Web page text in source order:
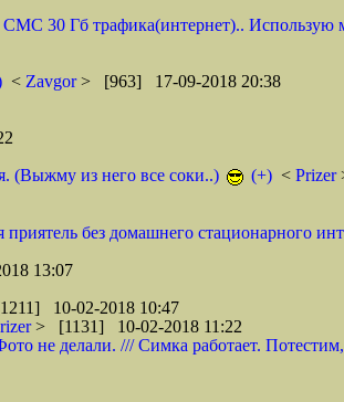
СМС 30 Гб трафика(интернет)..
< Zavgor> [963] 17-09-2018 20:38
(Выжму из него все соки..)
(+) < Prizer
без домашнего стационарного
13:07
10-02-2018 10:47
> [1131] 10-02-2018 11:22
не делали. /// Симка работает. Потестим,